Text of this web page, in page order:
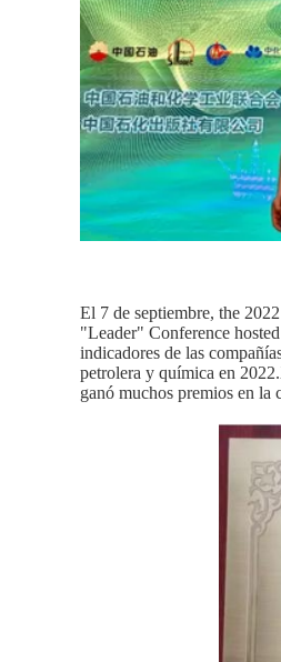
El 7 de septiembre, the
"Leader" Conference
indicadores de las
petrolera y química en
ganó muchos premios en la